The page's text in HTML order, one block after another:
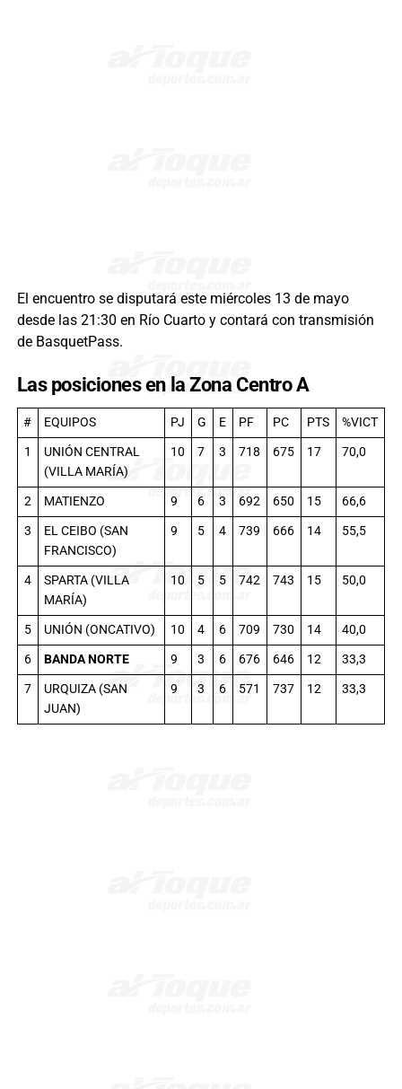
El encuentro se disputará este miércoles 13 de mayo
desde las 21:30 en Río Cuarto y contará con transmisión
de BasquetPass.
Las posiciones en la Zona Centro A
# EQUIPOS PJ G E PF PC PTS
%VICT
1
UNIÓN CENTRAL
(VILLA MARÍA)
10 7 3 718 675 17 70,0
2 MATIENZO 9 6 3 692 650 15
66,6
3
EL CEIBO (SAN
FRANCISCO)
9 5 4 739 666 14 55,5
4
SPARTA (VILLA
MARÍA)
10 5 5 742 743 15 50,0
5 UNIÓN (ONCATIVO) 10 4 6 709 730 14
40,0
6
BANDA NORTE 9 3 6 676 646 12
33,3
7
URQUIZA (SAN
JUAN)
9 3 6 571 737 12 33,3